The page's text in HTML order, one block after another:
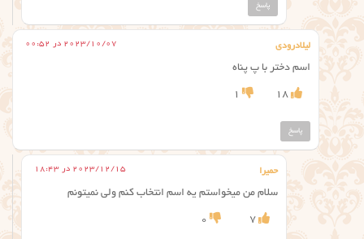
پاسخ
لیلادرودی 2023/10/07 در 00:52
اسم دختر با پ پناه
18
1
پاسخ
حمیرا 2023/12/15 در 18:43
سلام من میخواستم یه اسم انتخاب کنم ولی نمیتونم
7
0